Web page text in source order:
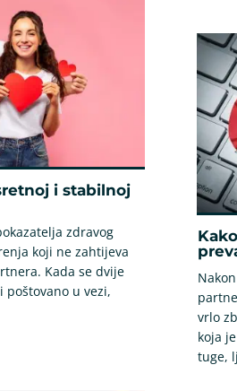
i stabilnoj
zdravog
koji ne zahtijeva
Kada se dvije
poštovano u vezi,
vrlo
koja
tuge,